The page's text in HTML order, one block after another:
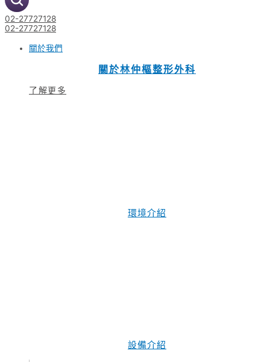
02-27727128
02-27727128
關於我們
關於林仲樞整形外科
了解更多
環境介紹
設備介紹